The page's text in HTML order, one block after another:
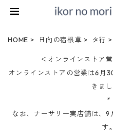
HOME 日向の宿根草 タ行
＜オンラインストア
オンラインストアの営業は6月
きまし
*
なお、ナーサリー実店舗は、
す。